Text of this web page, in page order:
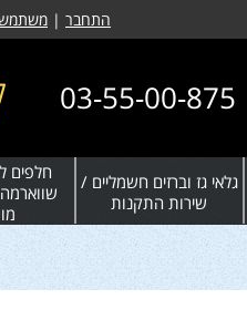
התחבר |
03-55-00-875
גלאי גז וברזים חשמליים /
שירות התקנות
חלפים
שווארמה